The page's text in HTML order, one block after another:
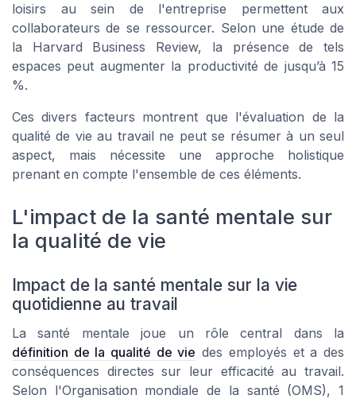
loisirs au sein de l'entreprise permettent aux
collaborateurs de se ressourcer. Selon une étude de
la Harvard Business Review, la présence de tels
espaces peut augmenter la productivité de jusqu’à 15
%.
Ces divers facteurs montrent que l'évaluation de la
qualité de vie au travail ne peut se résumer à un seul
aspect, mais nécessite une approche holistique
prenant en compte l'ensemble de ces éléments.
L'impact de la santé mentale sur
la qualité de vie
Impact de la santé mentale sur la vie
quotidienne au travail
La santé mentale joue un rôle central dans la
définition de la qualité de vie des employés et a des
conséquences directes sur leur efficacité au travail.
Selon l'Organisation mondiale de la santé (OMS), 1